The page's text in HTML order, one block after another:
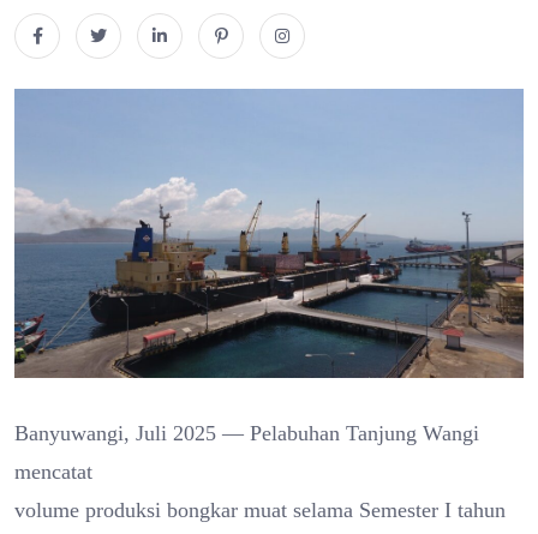
Banyuwangi, Juli 2025 — Pelabuhan Tanjung Wangi
mencatat
volume produksi bongkar muat selama Semester I tahun